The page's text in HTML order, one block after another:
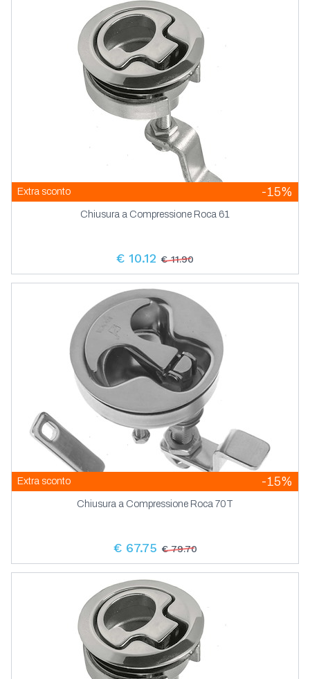
Extra sconto -15%
Chiusura a Compressione Roca 61
€ 10.12 € 11.90
Extra sconto -15%
Chiusura a Compressione Roca 70T
€ 67.75 € 79.70
Sistemi Di Scarico Motore Vetus
Tubi Di Scarico E Fascette
Pannelli Elettrici Yis Ip66
Pannelli Prese E Indicatori Socket
Pannelli Tester Pompa Sentina Salpa
Tergicristalli Per Piccole Imbarcazioni
Tergicristalli Standard